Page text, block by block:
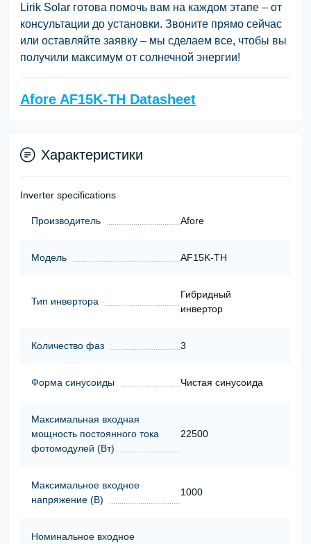
Lirik Solar готова помочь вам на каждом этапе – от
консультации до установки. Звоните прямо сейчас
или оставляйте заявку – мы сделаем все, чтобы вы
получили максимум от солнечной энергии!
Afore AF15K-TH Datasheet
Характеристики
Inverter specifications
Производитель Afore
Модель AF15K-TH
Тип инвертора
Гибридный
инвертор
Количество фаз 3
Форма синусоиды Чистая синусоида
Максимальная входная
мощность постоянного тока
фотомодулей (Вт)
22500
Максимальное входное
напряжение (В)
1000
Номинальное входное